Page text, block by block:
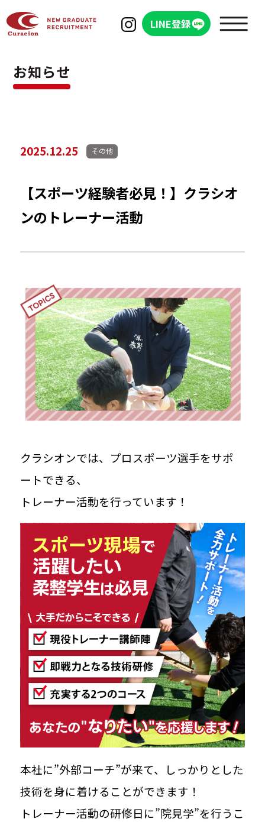
LINE登録
ンを知る
社概要
ラシオンの成長と特徴
長に聞く100の質問
療院見学会
PEOPLE
字で見るクラシオン
輩インタビュー｜太田凌平さん
輩インタビュー｜石川玲美さん
ネージャーに聞く100の質問
STYLE
術家業務
レーナー活動
ラシオンのさまざまな働き方
お知らせ
2025.12.25 その他
【スポーツ経験者必見！】クラシオ
ンのトレーナー活動
クラシオンでは、プロスポーツ選手をサポ
ートできる、
トレーナー活動を行っています！
本社に”外部コーチ”が来て、しっかりとした
技術を身に着けることができます！
トレーナー活動の研修日に”院見学”を行うこ